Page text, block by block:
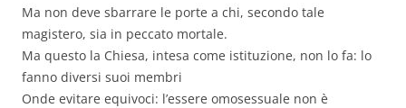
Ma non deve sbarrare le porte a chi, secondo tale
magistero, sia in peccato mortale.
Ma questo la Chiesa, intesa come istituzione, non lo fa: lo
fanno diversi suoi membri
Onde evitare equivoci: l’essere omosessuale non è